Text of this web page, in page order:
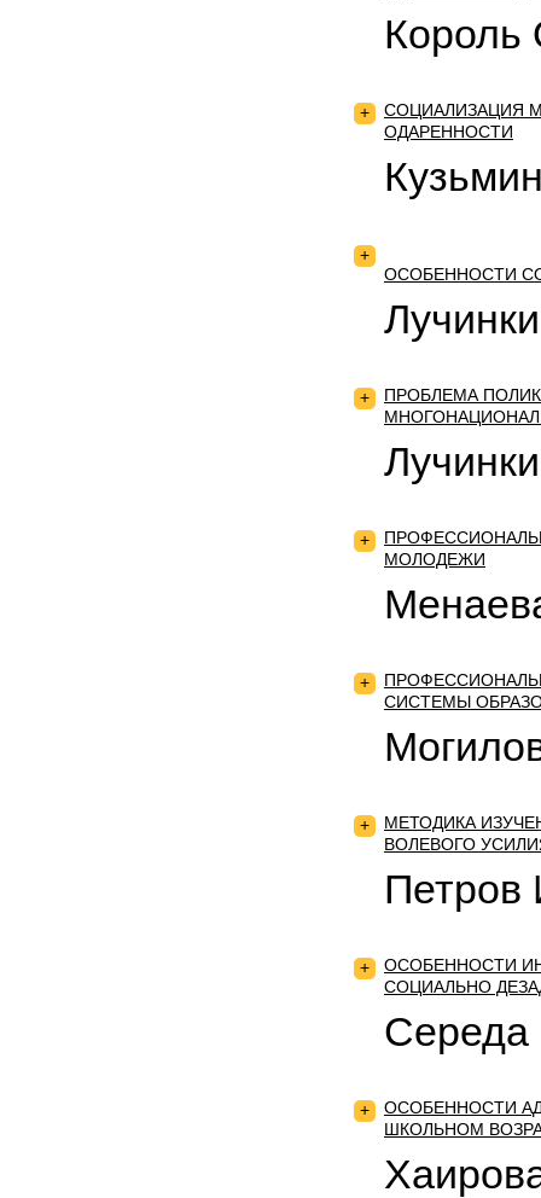
+
СОЦИАЛИЗАЦИЯ
ОДАРЕННОСТИ
+
ОСОБЕННОСТИ
+
ПРОБЛЕМА
+
МОЛОДЕЖИ
+
СИСТЕМЫ
+
МЕТОДИКА
ВОЛЕВОГО
Петров
+
ОСОБЕННОСТИ
СОЦИАЛЬНО
+
ОСОБЕННОСТИ
ШКОЛЬНОМ